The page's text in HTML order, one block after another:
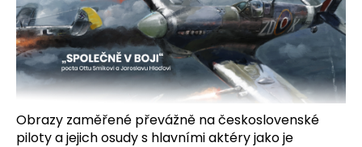
Obrazy zaměřené převážně na československé
piloty a jejich osudy s hlavními aktéry jako je
t
ř
e
b
u
j